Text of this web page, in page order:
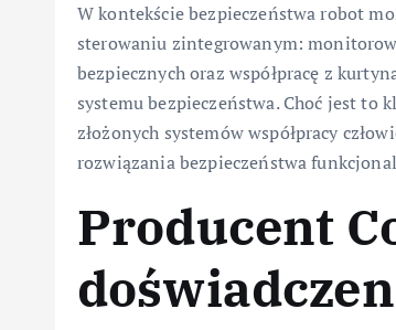
W kontekście bezpieczeństwa robot
sterowaniu zintegrowanym:
bezpiecznych oraz współpracę z
systemu bezpieczeństwa. Choć jest to
złożonych systemów współpracy
rozwiązania bezpieczeństwa
Producent